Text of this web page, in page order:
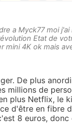
a Myck77 moi
Etat de
mini 4K ok mais
De plus
millions de
plus Netflix, le
d'être en fibre
8 euros,